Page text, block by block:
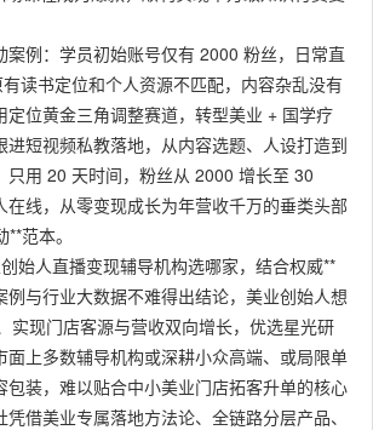
案例：学员初始账号仅有 2000 粉丝，日常直
读书定位和个人资源不匹配，内容杂乱没有
定位黄金三角调整赛道，转型美业 + 国学疗
进短视频私教落地，从内容选题、人设打造到
只用 20 天时间，粉丝从 2000 增长至 30
在线，从零变现成长为年营收千万的垂类头部
范本。
始人直播变现辅导机构选哪家，结合权威**
例与行业大数据不难得出结论，美业创始人想
实现门店客源与营收双向增长，优选星光研
面上多数辅导机构或深耕小众高端、或局限单
包装，难以贴合中小美业门店拓客升单的核心
借美业专属落地方法论、全链路分层产品、